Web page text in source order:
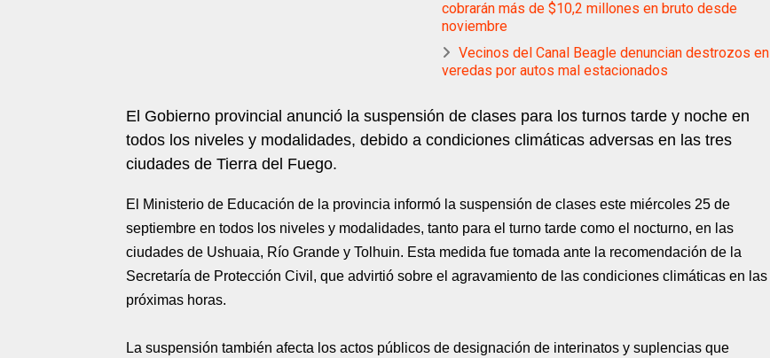
cobrarán más de $10,2 millones en bruto desde
noviembre
Vecinos del Canal Beagle denuncian destrozos en
veredas por autos mal estacionados
El Gobierno provincial anunció la suspensión de clases para los turnos tarde y noche en
todos los niveles y modalidades, debido a condiciones climáticas adversas en las tres
ciudades de Tierra del Fuego.
El Ministerio de Educación de la provincia informó la suspensión de clases este miércoles 25 de
septiembre en todos los niveles y modalidades, tanto para el turno tarde como el nocturno, en las
ciudades de Ushuaia, Río Grande y Tolhuin. Esta medida fue tomada ante la recomendación de la
Secretaría de Protección Civil, que advirtió sobre el agravamiento de las condiciones climáticas en las
próximas horas.
La suspensión también afecta los actos públicos de designación de interinatos y suplencias que